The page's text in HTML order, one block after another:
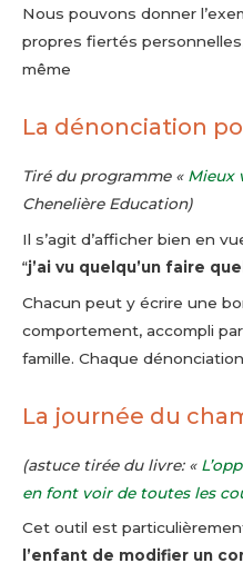
Nous pouvons donner
propres fiertés
même
La dénonciation
Tiré du programme « Mieux
Chenelière Education)
Il s’agit d’afficher bien en
“j’ai vu quelqu’un faire
Chacun peut y écrire une
comportement, accompli
famille. Chaque
La journée du
(astuce tirée du livre: «
en font voir de toutes les
Cet outil est
l’enfant de modifier un